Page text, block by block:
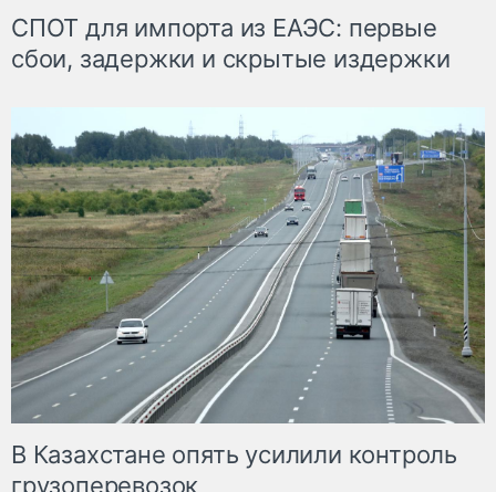
СПОТ для импорта из ЕАЭС: первые
сбои, задержки и скрытые издержки
В Казахстане опять усилили контроль
грузоперевозок